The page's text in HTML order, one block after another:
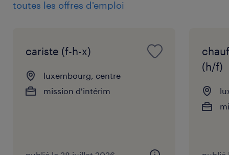
toutes les offres d'emploi
cariste (f-h-x)
luxembourg, centre
mission d'intérim
(h/f)